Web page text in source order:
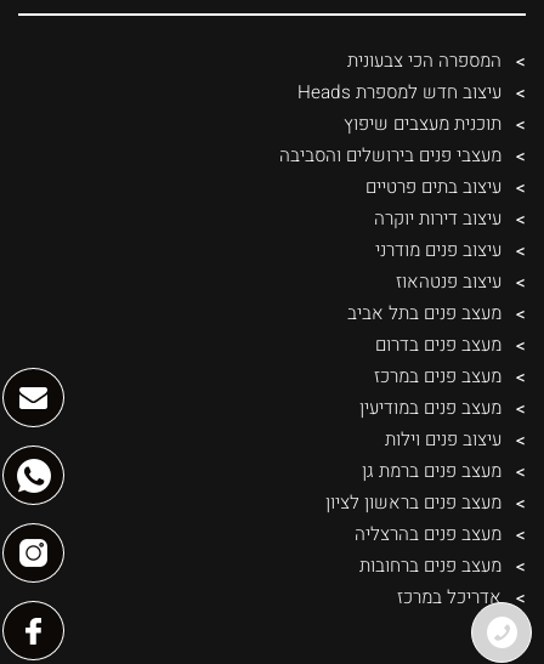
המספרה הכי צבעונית
עיצוב חדש למספרת Heads
תוכנית מעצבים שיפוץ
מעצבי פנים בירושלים והסביבה
עיצוב בתים פרטיים
עיצוב דירות יוקרה
עיצוב פנים מודרני
עיצוב פנטהאוז
מעצב פנים בתל אביב
מעצב פנים בדרום
מעצב פנים במרכז
מעצב פנים במודיעין
עיצוב פנים וילות
מעצב פנים ברמת גן
מעצב פנים בראשון לציון
מעצב פנים בהרצליה
מעצב פנים ברחובות
אדריכל במרכז